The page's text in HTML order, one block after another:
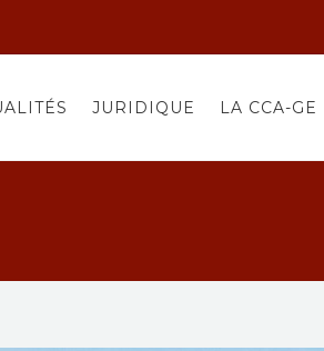
JURIDIQUE LA CCA-GE